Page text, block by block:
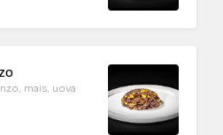
mais, uova